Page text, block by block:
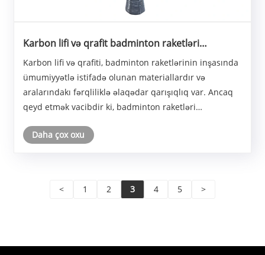
Karbon lifi və qrafit badminton raketləri
Karbon lifi və qrafiti, badminton raketlərinin inşasında
ümumiyyətlə istifadə olunan materiallardır və
aralarındakı fərqliliklə əlaqədar qarışıqlıq var. Ancaq
qeyd etmək vacibdir ki, badminton raketləri
bir-birindən bir-birindən istifadə olun......
Daha çox oxu
< 1 2 3 4 5 >